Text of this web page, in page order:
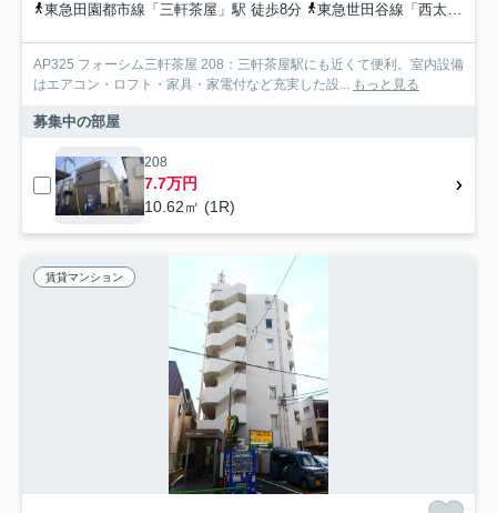
東急田園都市線「三軒茶屋」駅 徒歩8分
東急世田谷線「西太子堂」駅 徒歩2分
AP325 フォーシム三軒茶屋 208：三軒茶屋駅にも近くて便利。室内設備
はエアコン・ロフト・家具・家電付など充実した設... もっと見る
募集中の部屋
208
7.7万円
10.62㎡ (1R)
賃貸マンション